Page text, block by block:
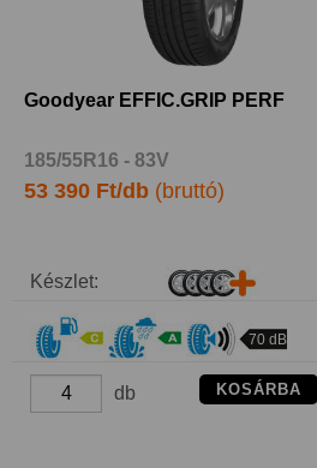
Goodyear EFFIC.GRIP PERF
185/55R16 - 83V
53 390 Ft/db (bruttó)
Készlet:
70 dB
db KOSÁRBA